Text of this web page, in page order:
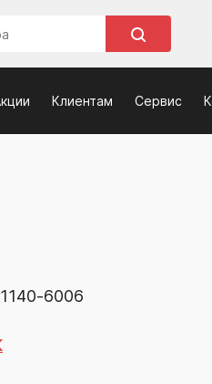
Клиентам Сервис
6006